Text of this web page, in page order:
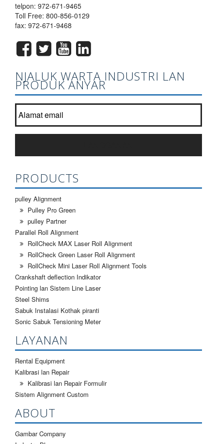
telpon: 972-671-9465
Toll Free: 800-856-0129
fax: 972-671-9468
NJALUK WARTA INDUSTRI LAN
PRODUK ANYAR
Join dhaftar newsletter kita? *
PRODUCTS
pulley Alignment
Pulley Pro Green
pulley Partner
Parallel Roll Alignment
RollCheck MAX Laser Roll Alignment
RollCheck Green Laser Roll Alignment
RollCheck Mini Laser Roll Alignment Tools
Crankshaft deflection Indikator
Pointing lan Sistem Line Laser
Steel Shims
Sabuk Instalasi Kothak piranti
Sonic Sabuk Tensioning Meter
LAYANAN
Rental Equipment
Kalibrasi lan Repair
Kalibrasi lan Repair Formulir
Sistem Alignment Custom
ABOUT
Gambar Company